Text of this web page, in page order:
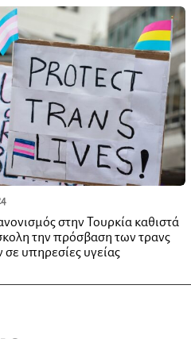
στην Τουρκία καθιστά
την πρόσβαση των τρανς
υπηρεσίες υγείας